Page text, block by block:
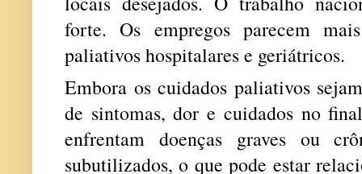
forte. Os empregos parecem
paliativos hospitalares e geriátricos.
Embora os cuidados paliativos
de sintomas, dor e cuidados no
enfrentam doenças graves ou
subutilizados, o que pode estar